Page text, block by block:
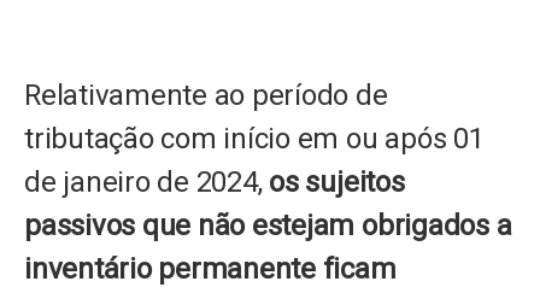
Relativamente ao período de
tributação com início em ou após 01
de janeiro de 2024, os sujeitos
passivos que não estejam obrigados a
inventário permanente ficam